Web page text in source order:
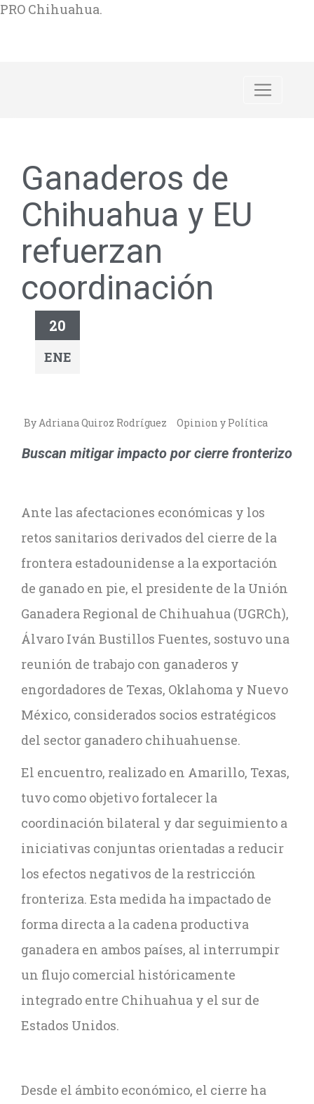
PRO Chihuahua.
Ganaderos de
Chihuahua y EU
refuerzan
coordinación
20
ENE
By Adriana Quiroz Rodríguez Opinion y Política
Buscan mitigar impacto por cierre fronterizo
Ante las afectaciones económicas y los
retos sanitarios derivados del cierre de la
frontera estadounidense a la exportación
de ganado en pie, el presidente de la Unión
Ganadera Regional de Chihuahua (UGRCh),
Álvaro Iván Bustillos Fuentes, sostuvo una
reunión de trabajo con ganaderos y
engordadores de Texas, Oklahoma y Nuevo
México, considerados socios estratégicos
del sector ganadero chihuahuense.
El encuentro, realizado en Amarillo, Texas,
tuvo como objetivo fortalecer la
coordinación bilateral y dar seguimiento a
iniciativas conjuntas orientadas a reducir
los efectos negativos de la restricción
fronteriza. Esta medida ha impactado de
forma directa a la cadena productiva
ganadera en ambos países, al interrumpir
un flujo comercial históricamente
integrado entre Chihuahua y el sur de
Estados Unidos.
Desde el ámbito económico, el cierre ha